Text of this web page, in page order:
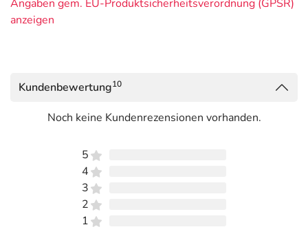
Angaben gem. EU-Produktsicherheitsverordnung (GPSR)
anzeigen
Kundenbewertung10
Noch keine Kundenrezensionen vorhanden.
5
4
3
2
1